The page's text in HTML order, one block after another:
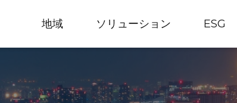
地域 ソリューション ESG